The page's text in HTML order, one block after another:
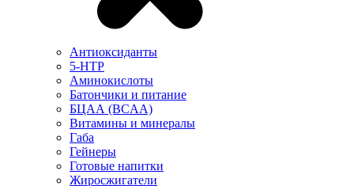
Антиоксиданты
5-HTP
Аминокислоты
Батончики и питание
БЦАА (BCAA)
Витамины и минералы
Габа
Гейнеры
Готовые напитки
Жиросжигатели